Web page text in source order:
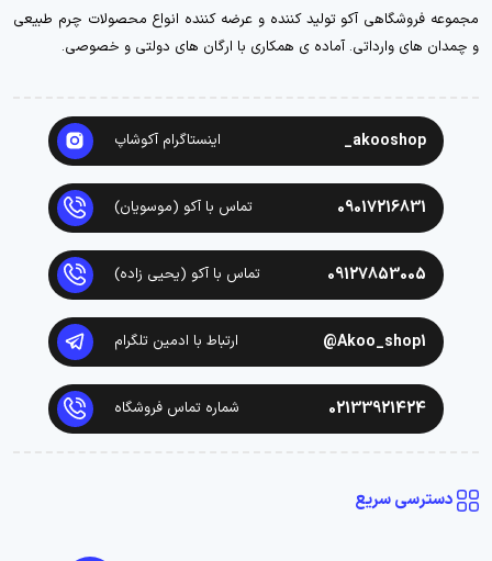
مجموعه فروشگاهی آکو تولید کننده و عرضه کننده انواع محصولات چرم طبیعی
و چمدان های وارداتی. آماده ی همکاری با ارگان های دولتی و خصوصی.
akooshop_ اینستاگرام آکوشاپ
09017216831 تماس با آکو (موسویان)
09127853005 تماس با آکو (یحیی زاده)
Akoo_shop1@ ارتباط با ادمین تلگرام
02133921424 شماره تماس فروشگاه
دسترسی سریع